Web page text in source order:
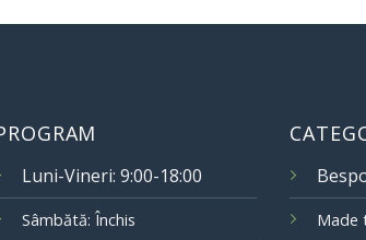
Luni-Vineri: 9:00-18:00
Sâmbătă: Închis Made